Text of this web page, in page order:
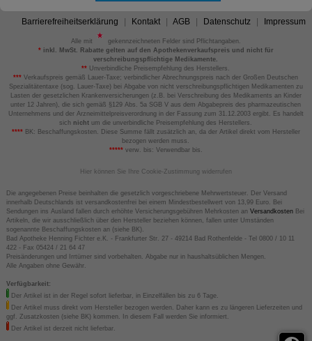
Barrierefreiheitserklärung Kontakt AGB Datenschutz Impressum
Alle mit
gekennzeichneten Felder sind Pflichtangaben.
*inkl. MwSt. Rabatte gelten auf den Apothekenverkaufspreis und nicht für
verschreibungspflichtige Medikamente.
** Unverbindliche Preisempfehlung des Herstellers.
*** Verkaufspreis gemäß Lauer-Taxe; verbindlicher Abrechnungspreis nach der Großen Deutschen
Spezialitätentaxe (sog. Lauer-Taxe) bei Abgabe von nicht verschreibungspflichtigen Medikamenten zu
Lasten der gesetzlichen Krankenversicherungen (z.B. bei Verschreibung des Medikaments an Kinder
unter 12 Jahren), die sich gemäß §129 Abs. 5a SGB V aus dem Abgabepreis des pharmazeutischen
Unternehmens und der Arzneimittelpreisverordnung in der Fassung zum 31.12.2003 ergibt. Es handelt
sich nicht um die unverbindliche Preisempfehlung des Herstellers.
****BK: Beschaffungskosten. Diese Summe fällt zusätzlich an, da der Artikel direkt vom Hersteller
bezogen werden muss.
*****verw. bis: Verwendbar bis.
Hier können Sie Ihre Cookie-Zustimmung widerrufen
Die angegebenen Preise beinhalten die gesetzlich vorgeschriebene Mehrwertsteuer. Der Versand
innerhalb Deutschlands ist versandkostenfrei bei einem Mindestbestellwert von 13,99 Euro. Bei
Sendungen ins Ausland fallen durch erhöhte Versicherungsgebühren Mehrkosten an VersandkostenBei
Artikeln, die wir ausschließlich über den Hersteller beziehen können, fallen unter Umständen
sogenannte Beschaffungskosten an (siehe BK).
Bad Apotheke Henning Fichter e.K. - Frankfurter Str. 27 - 49214 Bad Rothenfelde - Tel 0800 / 10 11
422 - Fax 05424 / 21 64 47
Preisänderungen und Irrtümer sind vorbehalten. Abgabe nur in haushaltsüblichen Mengen.
Alle Angaben ohne Gewähr.
Verfügbarkeit:
Der Artikel ist in der Regel sofort lieferbar, in Einzelfällen bis zu 6 Tage.
Der Artikel muss direkt vom Hersteller bezogen werden. Daher kann es zu längeren Lieferzeiten und
ggf. Zusatzkosten (siehe BK) kommen. In diesem Fall werden Sie informiert.
Der Artikel ist derzeit nicht lieferbar.